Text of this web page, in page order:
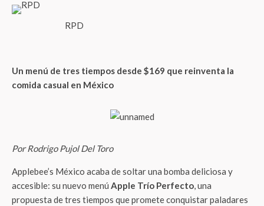
RPD
Un menú de tres tiempos desde $169 que reinventa la
comida casual en México
Por Rodrigo Pujol Del Toro
Applebee’s México acaba de soltar una bomba deliciosa y
accesible: su nuevo menú Apple Trío Perfecto, una
propuesta de tres tiempos que promete conquistar paladares